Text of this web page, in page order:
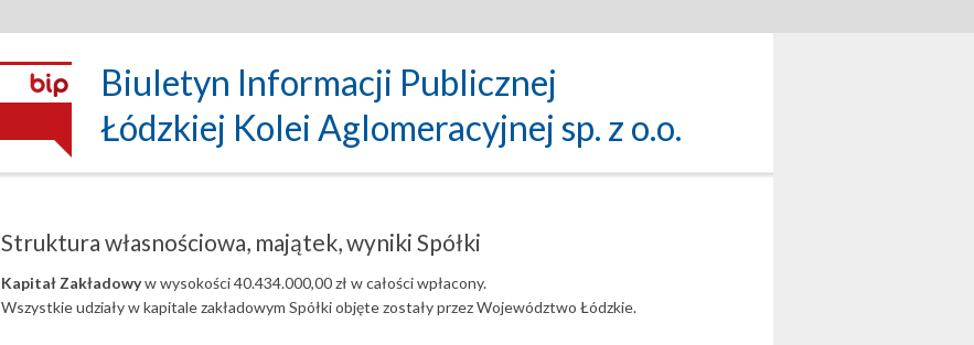
Biuletyn Informacji Publicznej
Łódzkiej Kolei Aglomeracyjnej sp. z o.o.
Struktura własnościowa, majątek, wyniki Spółki
Kapitał Zakładowyw wysokości 40.434.000,00 zł w całości wpłacony.
Wszystkie udziały w kapitale zakładowym Spółki objęte zostały przez Województwo Łódzkie.